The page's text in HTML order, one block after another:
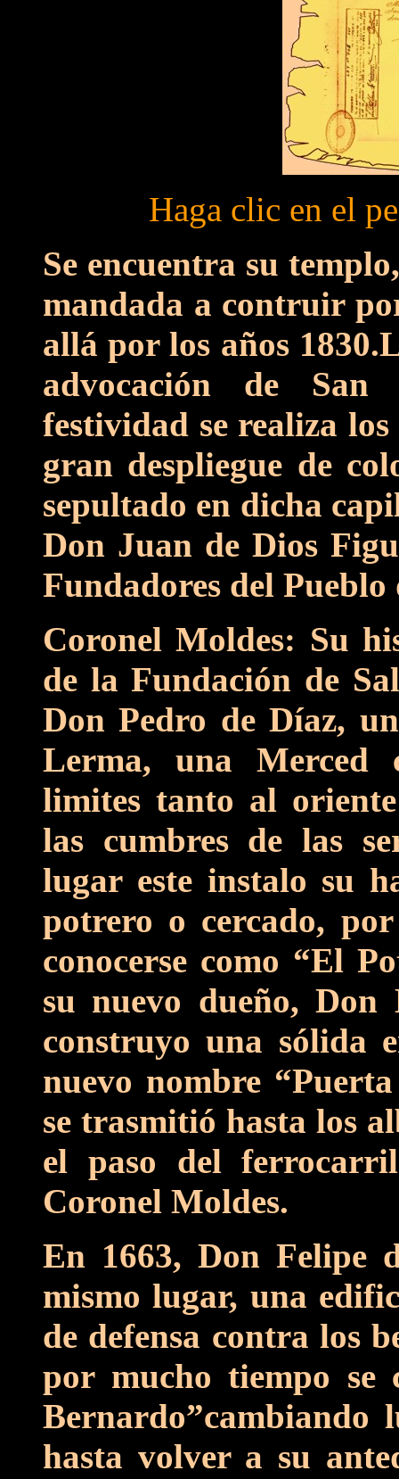
Haga clic en el
Se encuentra su
mandada a contruir
allá por los años
advocación de
festividad se realiza
gran despliegue de
sepultado en dicha
Don Juan de Dios
Fundadores del Pueblo
Coronel Moldes: Su
de la Fundación de
Don Pedro de Díaz,
Lerma, una Merced
limites tanto al
las cumbres de las
lugar este instalo su
potrero o cercado,
conocerse como “El
su nuevo dueño,
construyo una sólida
nuevo nombre
se trasmitió hasta los
el paso del
Coronel Moldes.
En 1663, Don Felipe
mismo lugar, una
de defensa contra los
por mucho tiempo se
Bernardo”cambiando
hasta volver a su